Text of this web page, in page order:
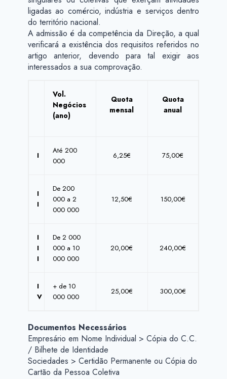
ligadas ao comércio, indústria e serviços dentro
do território nacional.
A admissão é da competência da Direção, a qual
verificará a existência dos requisitos referidos no
artigo anterior, devendo para tal exigir aos
interessados a sua comprovação.
Vol.
Negócios
(ano)
Quota
mensal
Quota
anual
I
Até 200
000
6,25€ 75,00€
I
I
De 200
000 a 2
000 000
12,50€ 150,00€
I
I
I
De 2 000
000 a 10
000 000
20,00€ 240,00€
I
V
+ de 10
000 000
25,00€ 300,00€
Documentos Necessários
Empresário em Nome Individual > Cópia do C.C.
/ Bilhete de Identidade
Sociedades > Certidão Permanente ou Cópia do
Cartão da Pessoa Coletiva